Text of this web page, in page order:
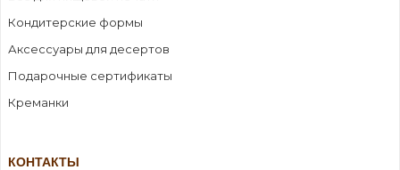
Кондитерские формы
Аксессуары для десертов
Подарочные сертификаты
Креманки
КОНТАКТЫ